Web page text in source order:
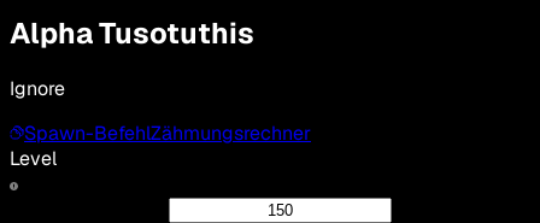
Alpha Tusotuthis
Ignore
Spawn-BefehlZähmungsrechner
Level